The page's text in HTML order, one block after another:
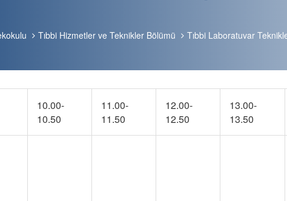
Tıbbi Hizmetler ve Teknikler Bölümü Tıbbi Laboratuvar
10.00-
10.50
11.00-
11.50
12.00-
12.50
13.00-
13.50